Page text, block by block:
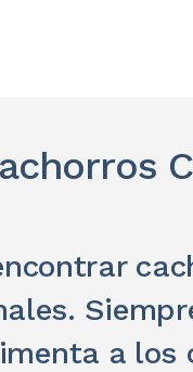
a los